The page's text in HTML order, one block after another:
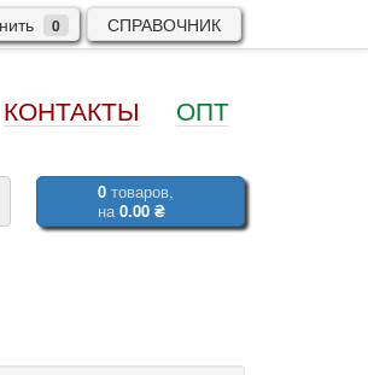
СПРАВОЧНИК
0
КОНТАКТЫ ОПТ
0товаров,
на0.00 ₴